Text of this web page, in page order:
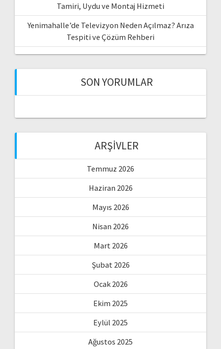
Tamiri, Uydu ve Montaj Hizmeti
Yenimahalle’de Televizyon Neden Açılmaz? Arıza
Tespiti ve Çözüm Rehberi
SON YORUMLAR
ARŞIVLER
Temmuz 2026
Haziran 2026
Mayıs 2026
Nisan 2026
Mart 2026
Şubat 2026
Ocak 2026
Ekim 2025
Eylül 2025
Ağustos 2025